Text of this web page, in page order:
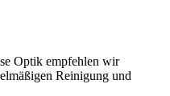
Optik empfehlen wir
Reinigung und